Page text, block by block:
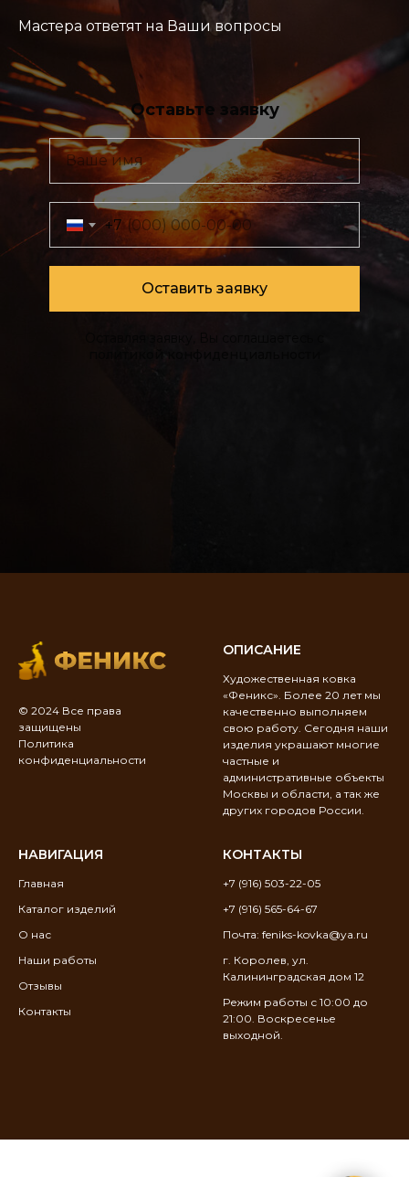
Мастера ответят на Ваши вопросы
Оставьте заявку
Ваше имя
+7
Оставить заявку
© 2024 Все права
защищены
Политика
конфиденциальности
ОПИСАНИЕ
Художественная ковка
«Феникс». Более 20 лет мы
качественно выполняем
свою работу. Сегодня наши
изделия украшают многие
частные и
административные объекты
Москвы и области, а так же
других городов России.
НАВИГАЦИЯ
Главная
Каталог изделий
О нас
Наши работы
Отзывы
Контакты
КОНТАКТЫ
+7 (916) 503-22-05
+7 (916) 565-64-67
Почта: feniks-kovka@ya.ru
г. Королев, ул.
Калининградская дом 12
Режим работы с 10:00 до
21:00. Воскресенье
выходной.